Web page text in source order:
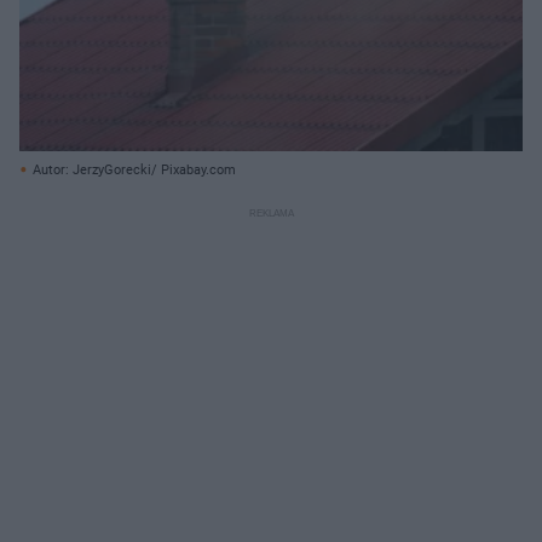
Autor: JerzyGorecki/ Pixabay.com